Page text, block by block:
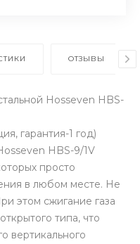
ОТЗЫВЫ
Hosseven HBS-
гарантия-1 год)
HBS-9/1V
просто
в любом месте. Не
этом сжигание газа
типа, что
вертикального